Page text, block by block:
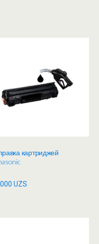
картриджей
UZS